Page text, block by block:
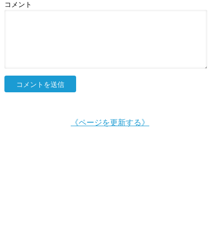
コメント
《ページを更新する》